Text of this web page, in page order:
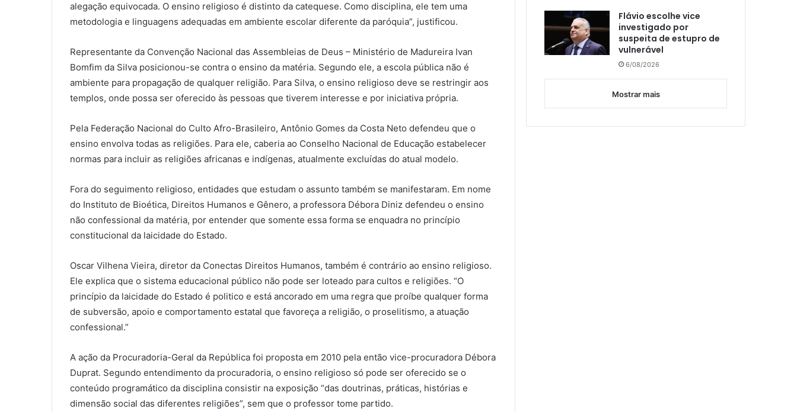
alegação equivocada. O ensino religioso é distinto da catequese. Como disciplina, ele tem uma
metodologia e linguagens adequadas em ambiente escolar diferente da paróquia”, justificou.
Representante da Convenção Nacional das Assembleias de Deus – Ministério de Madureira Ivan
Bomfim da Silva posicionou-se contra o ensino da matéria. Segundo ele, a escola pública não é
ambiente para propagação de qualquer religião. Para Silva, o ensino religioso deve se restringir aos
templos, onde possa ser oferecido às pessoas que tiverem interesse e por iniciativa própria.
Pela Federação Nacional do Culto Afro-Brasileiro, Antônio Gomes da Costa Neto defendeu que o
ensino envolva todas as religiões. Para ele, caberia ao Conselho Nacional de Educação estabelecer
normas para incluir as religiões africanas e indígenas, atualmente excluídas do atual modelo.
Fora do seguimento religioso, entidades que estudam o assunto também se manifestaram. Em nome
do Instituto de Bioética, Direitos Humanos e Gênero, a professora Débora Diniz defendeu o ensino
não confessional da matéria, por entender que somente essa forma se enquadra no princípio
constitucional da laicidade do Estado.
Oscar Vilhena Vieira, diretor da Conectas Direitos Humanos, também é contrário ao ensino religioso.
Ele explica que o sistema educacional público não pode ser loteado para cultos e religiões. “O
princípio da laicidade do Estado é politico e está ancorado em uma regra que proíbe qualquer forma
de subversão, apoio e comportamento estatal que favoreça a religião, o proselitismo, a atuação
confessional.”
A ação da Procuradoria-Geral da República foi proposta em 2010 pela então vice-procuradora Débora
Duprat. Segundo entendimento da procuradoria, o ensino religioso só pode ser oferecido se o
conteúdo programático da disciplina consistir na exposição “das doutrinas, práticas, histórias e
dimensão social das diferentes religiões”, sem que o professor tome partido.
Flávio escolhe vice
investigado por
suspeita de estupro de
vulnerável
6/08/2026
Mostrar mais